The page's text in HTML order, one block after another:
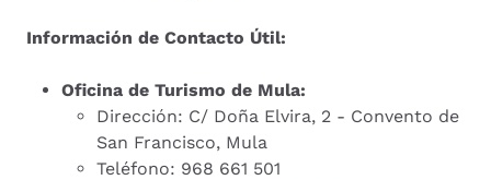
Información de Contacto Útil:
Oficina de Turismo de Mula:
Dirección: C/ Doña Elvira, 2 - Convento de
San Francisco, Mula
Teléfono: 968 661 501